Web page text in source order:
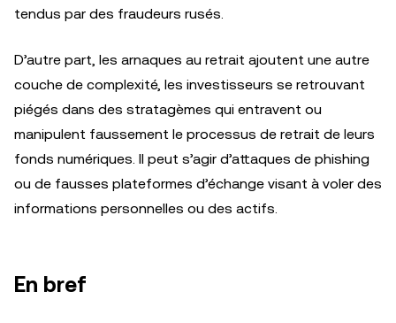
tendus par des fraudeurs rusés.
D’autre part, les arnaques au retrait ajoutent une autre
couche de complexité, les investisseurs se retrouvant
piégés dans des stratagèmes qui entravent ou
manipulent faussement le processus de retrait de leurs
fonds numériques. Il peut s’agir d’attaques de phishing
ou de fausses plateformes d’échange visant à voler des
informations personnelles ou des actifs.
En bref